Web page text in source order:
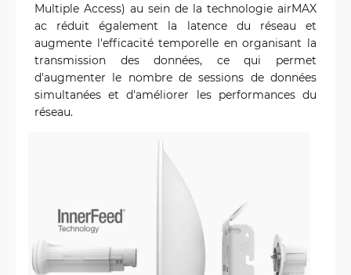
Multiple Access) au sein de la technologie airMAX
ac réduit également la latence du réseau et
augmente l'efficacité temporelle en organisant la
transmission des données, ce qui permet
d'augmenter le nombre de sessions de données
simultanées et d'améliorer les performances du
réseau.